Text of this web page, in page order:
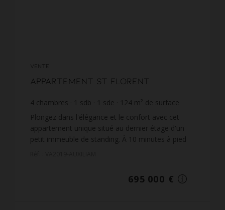
VENTE
Appartement St Florent
4 chambres 1 sdb 1 sde 124 m² de surface
5 604,84 €
prix / m²
Plongez dans l'élégance et le confort avec cet
appartement unique situé au dernier étage d'un
petit immeuble de standing. À 10 minutes à pied
695 000 €